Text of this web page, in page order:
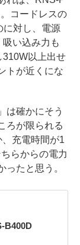
コードレスの
に対し、電源
い込み力も
310W以上出せ
トが近くにな
は確かにそう
ろが限られる
充電時間が1
らからの電力
たと思う。
B400D